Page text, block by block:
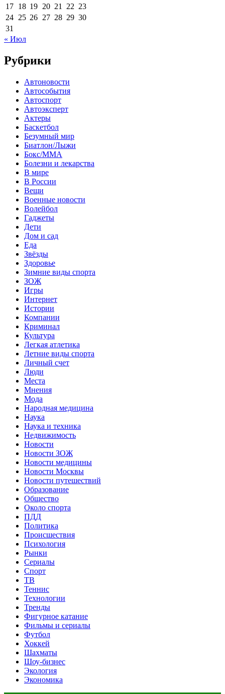
17 18 19 20 21 22 23
24 25 26 27 28 29 30
31
« Июл
Рубрики
Автоновости
Автособытия
Автоспорт
Автоэксперт
Актеры
Баскетбол
Безумный мир
Биатлон/Лыжи
Бокс/MMA
Болезни и лекарства
В мире
В России
Вещи
Военные новости
Волейбол
Гаджеты
Дети
Дом и сад
Еда
Звёзды
Здоровье
Зимние виды спорта
ЗОЖ
Игры
Интернет
Истории
Компании
Криминал
Культура
Легкая атлетика
Летние виды спорта
Личный счет
Люди
Места
Мнения
Мода
Народная медицина
Наука
Наука и техника
Недвижимость
Новости
Новости ЗОЖ
Новости медицины
Новости Москвы
Новости путешествий
Образование
Общество
Около спорта
ПДД
Политика
Происшествия
Психология
Рынки
Сериалы
Спорт
ТВ
Теннис
Технологии
Тренды
Фигурное катание
Фильмы и сериалы
Футбол
Хоккей
Шахматы
Шоу-бизнес
Экология
Экономика